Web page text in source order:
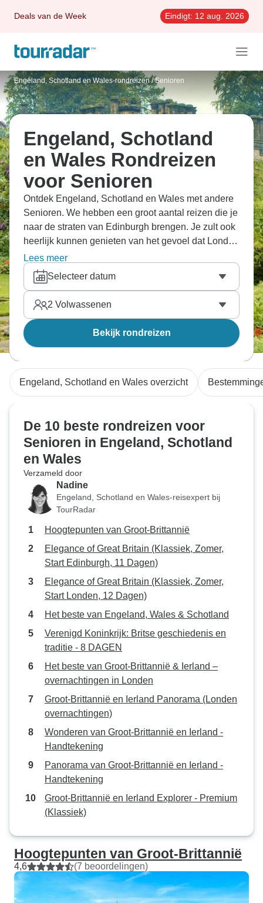
Deals van de Week Eindigt: 12 aug. 2026
Engeland, Schotland en Wales-rondreizen / Senioren
Engeland, Schotland
en Wales Rondreizen
voor Senioren
Ontdek Engeland, Schotland en Wales met andere
Senioren. We hebben een groot aantal reizen die je
naar de straten van Edinburgh brengen. Je zult ook
heerlijk kunnen genieten van het gevoel dat Londen
je geeft.
Lees meer
Selecteer datum
2 Volwassenen
Bekijk rondreizen
Engeland, Schotland en Wales overzicht
De 10 beste rondreizen voor
Senioren in Engeland, Schotland
en Wales
Verzameld door
Nadine
Engeland, Schotland en Wales-reisexpert bij
TourRadar
Hoogtepunten van Groot-Brittannië
Elegance of Great Britain (Klassiek, Zomer,
Start Edinburgh, 11 Dagen)
Elegance of Great Britain (Klassiek, Zomer,
Start Londen, 12 Dagen)
Het beste van Engeland, Wales & Schotland
Verenigd Koninkrijk: Britse geschiedenis en
traditie - 8 DAGEN
Het beste van Groot-Brittannië & Ierland –
overnachtingen in Londen
Groot-Brittannië en Ierland Panorama (Londen
overnachtingen)
Wonderen van Groot-Brittannië en Ierland -
Handtekening
Panorama van Groot-Brittannië en Ierland -
Handtekening
Groot-Brittannië en Ierland Explorer - Premium
(Klassiek)
Hoogtepunten van Groot-Brittannië
4,6 (7 beoordelingen)